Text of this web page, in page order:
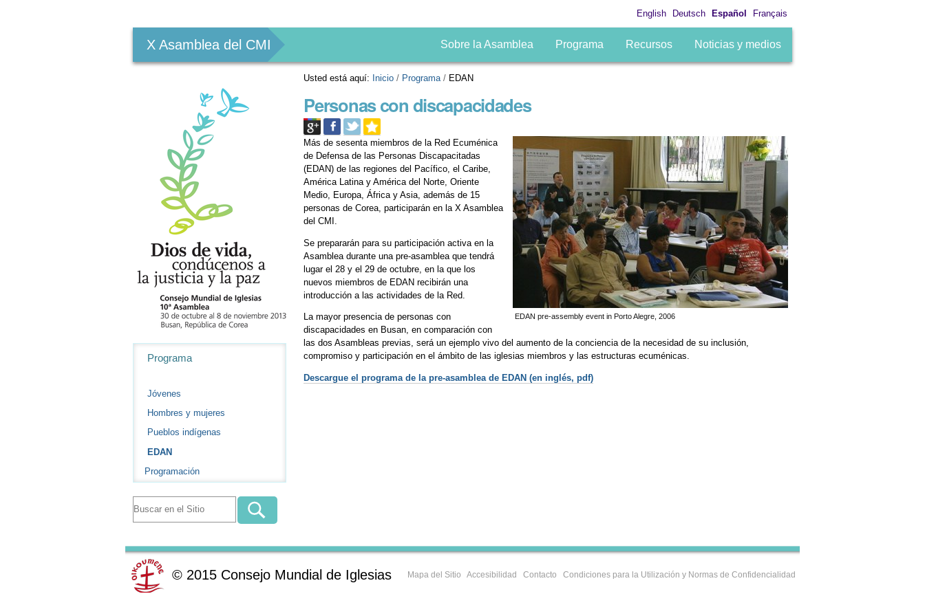
English Deutsch Español Français
X Asamblea del CMI Sobre la Asamblea Programa Recursos Noticias y medios
Usted está aquí: Inicio / Programa / EDAN
Personas con discapacidades
EDAN pre-assembly event in Porto Alegre, 2006
Más de sesenta miembros de la Red Ecuménica
de Defensa de las Personas Discapacitadas
(EDAN) de las regiones del Pacífico, el Caribe,
América Latina y América del Norte, Oriente
Medio, Europa, África y Asia, además de 15
personas de Corea, participarán en la X Asamblea
del CMI.
Se prepararán para su participación activa en la
Asamblea durante una pre-asamblea que tendrá
lugar el 28 y el 29 de octubre, en la que los
nuevos miembros de EDAN recibirán una
introducción a las actividades de la Red.
La mayor presencia de personas con
discapacidades en Busan, en comparación con
las dos Asambleas previas, será un ejemplo vivo del aumento de la conciencia de la necesidad de su inclusión,
compromiso y participación en el ámbito de las iglesias miembros y las estructuras ecuménicas.
Descargue el programa de la pre-asamblea de EDAN (en inglés, pdf)
Programa
Jóvenes
Hombres y mujeres
Pueblos indígenas
EDAN
Programación
© 2015 Consejo Mundial de Iglesias Mapa del Sitio Accesibilidad Contacto Condiciones para la Utilización y Normas de Confidencialidad